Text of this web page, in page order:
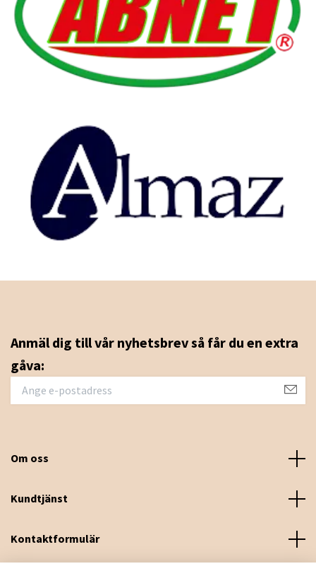
Anmäl dig till vår nyhetsbrev så får du en extra
gåva:
Om oss
Kundtjänst
Kontaktformulär